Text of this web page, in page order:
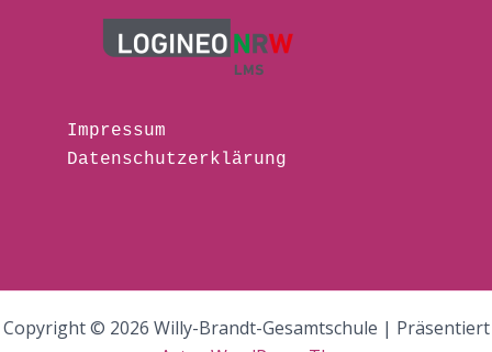
Impressum
Datenschutzerklärung
Copyright © 2026 Willy-Brandt-Gesamtschule | Präsentiert